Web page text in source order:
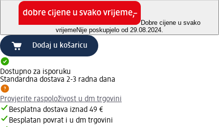
Dobre cijene u svako
vrijemeNije poskupjelo od 29.08.2024.
Dodaj u košaricu
Dostupno za isporuku
Standardna dostava 2-3 radna dana
Provjerite raspoloživost u dm trgovini
Besplatna dostava iznad 49 €
Besplatan povrat i u dm trgovini